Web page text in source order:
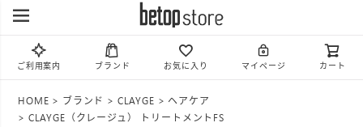
ご利用案内 ブランド お気に入り マイページ カート
HOME ブランド CLAYGE
ヘアケア
CLAYGE（クレージュ） トリートメントFS